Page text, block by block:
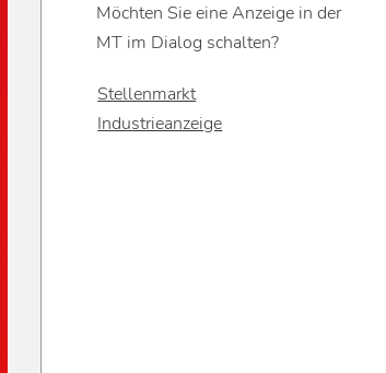
Möchten Sie eine Anzeige in der
MT im Dialog schalten?
Stellenmarkt
Industrieanzeige